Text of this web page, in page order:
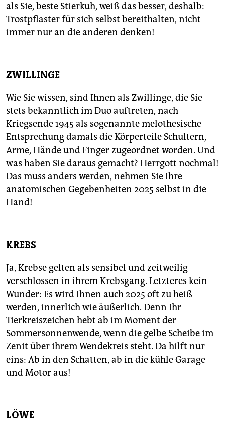
als Sie, beste Stierkuh, weiß das besser, deshalb:
Trostpflaster für sich selbst bereithalten, nicht
immer nur an die anderen denken!
ZWILLINGE
Wie Sie wissen, sind Ihnen als Zwillinge, die Sie
stets bekanntlich im Duo auftreten, nach
Kriegsende 1945 als sogenannte melothesische
Entsprechung damals die Körperteile Schultern,
Arme, Hände und Finger zugeordnet worden. Und
was haben Sie daraus gemacht? Herrgott nochmal!
Das muss anders werden, nehmen Sie Ihre
anatomischen Gegebenheiten 2025 selbst in die
Hand!
KREBS
Ja, Krebse gelten als sensibel und zeitweilig
verschlossen in ihrem Krebsgang. Letzteres kein
Wunder: Es wird Ihnen auch 2025 oft zu heiß
werden, innerlich wie äußerlich. Denn Ihr
Tierkreiszeichen hebt ab im Moment der
Sommersonnenwende, wenn die gelbe Scheibe im
Zenit über ihrem Wendekreis steht. Da hilft nur
eins: Ab in den Schatten, ab in die kühle Garage
und Motor aus!
LÖWE